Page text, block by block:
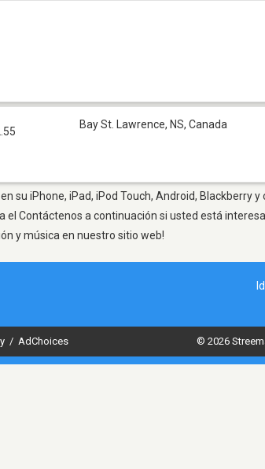
Bay St. Lawrence, NS, Canada
su iPhone, iPad, iPod Touch, Android, Blackberry
Contáctenos a continuación si usted está
y música en nuestro sitio web!
/ AdChoices © 2026